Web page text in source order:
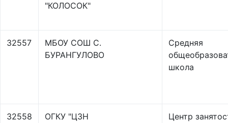
"КОЛОСОК"
32557
МБОУ СОШ С.
БУРАНГУЛОВО
Средняя
школа
32558
ОГКУ "ЦЗН
Центр